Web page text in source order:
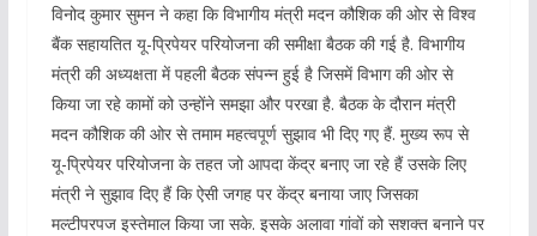
विनोद कुमार सुमन ने कहा कि विभागीय मंत्री मदन कौशिक की ओर से विश्व
बैंक सहायतित यू-प्रिपेयर परियोजना की समीक्षा बैठक की गई है. विभागीय
मंत्री की अध्यक्षता में पहली बैठक संपन्न हुई है जिसमें विभाग की ओर से
किया जा रहे कामों को उन्होंने समझा और परखा है. बैठक के दौरान मंत्री
मदन कौशिक की ओर से तमाम महत्वपूर्ण सुझाव भी दिए गए हैं. मुख्य रूप से
यू-प्रिपेयर परियोजना के तहत जो आपदा केंद्र बनाए जा रहे हैं उसके लिए
मंत्री ने सुझाव दिए हैं कि ऐसी जगह पर केंद्र बनाया जाए जिसका
मल्टीपरपज इस्तेमाल किया जा सके. इसके अलावा गांवों को सशक्त बनाने पर